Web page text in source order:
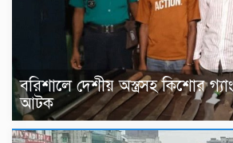
বরিশালে দেশীয় অস্ত্রসহ কিশোর
আটক